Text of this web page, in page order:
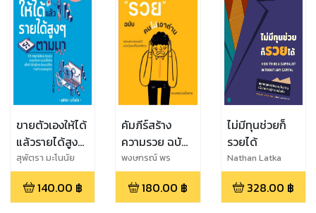
ขายตัวเองให้ได้
แล้วรายได้สูงๆ
จะตามมา
สุพัตรา มะโนนัย
140.00 ฿
คัมภีร์สร้าง
ความรวย ฉบับ
คนไม่เอาถ่าน
พงษกรณ์ พร
ไพศาล
180.00 ฿
ไม่มีทุนช่วยก็
รวยได้
Nathan Latka
328.00 ฿